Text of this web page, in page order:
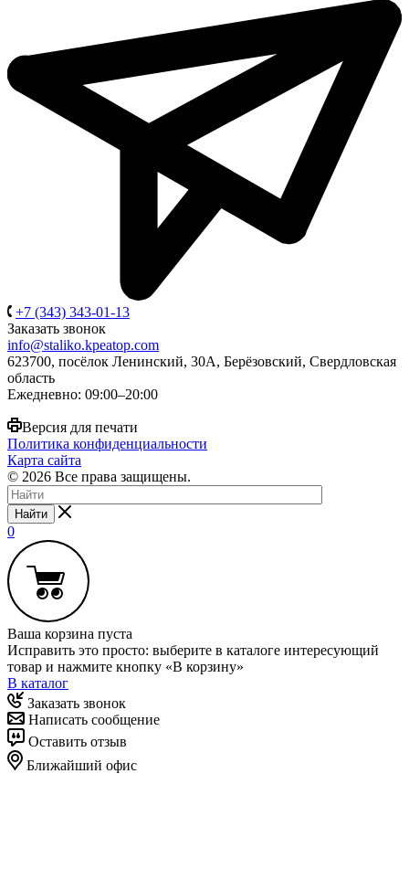
+7 (343) 343-01-13
Заказать звонок
info@staliko.kpeatop.com
623700, посёлок Ленинский, 30А, Берёзовский, Свердловская
область
Ежедневно: 09:00–20:00
Версия для печати
Политика конфиденциальности
Карта сайта
© 2026 Все права защищены.
Найти
0
Ваша корзина пуста
Исправить это просто: выберите в каталоге интересующий
товар и нажмите кнопку «В корзину»
В каталог
Заказать звонок
Написать сообщение
Оставить отзыв
Ближайший офис